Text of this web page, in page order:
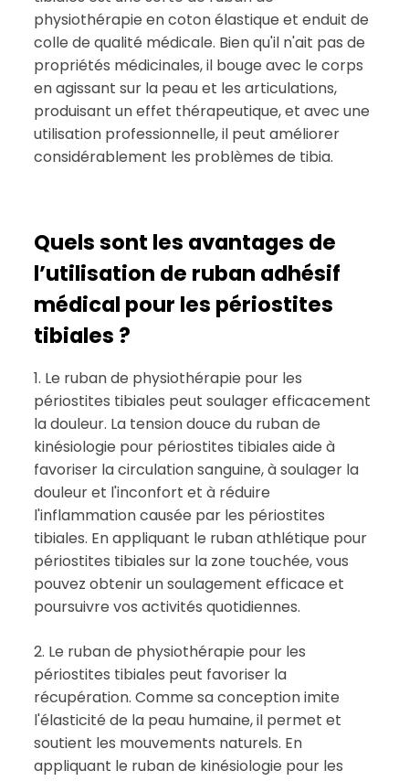
physiothérapie en coton élastique et enduit de
colle de qualité médicale. Bien qu'il n'ait pas de
propriétés médicinales, il bouge avec le corps
en agissant sur la peau et les articulations,
produisant un effet thérapeutique, et avec une
utilisation professionnelle, il peut améliorer
considérablement les problèmes de tibia.
Quels sont les avantages de
l’utilisation de ruban adhésif
médical pour les périostites
tibiales ?
1. Le ruban de physiothérapie pour les
périostites tibiales peut soulager efficacement
la douleur. La tension douce du ruban de
kinésiologie pour périostites tibiales aide à
favoriser la circulation sanguine, à soulager la
douleur et l'inconfort et à réduire
l'inflammation causée par les périostites
tibiales. En appliquant le ruban athlétique pour
périostites tibiales sur la zone touchée, vous
pouvez obtenir un soulagement efficace et
poursuivre vos activités quotidiennes.
2. Le ruban de physiothérapie pour les
périostites tibiales peut favoriser la
récupération. Comme sa conception imite
l'élasticité de la peau humaine, il permet et
soutient les mouvements naturels. En
appliquant le ruban de kinésiologie pour les